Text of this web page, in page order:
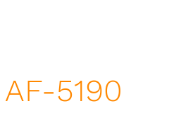
5190